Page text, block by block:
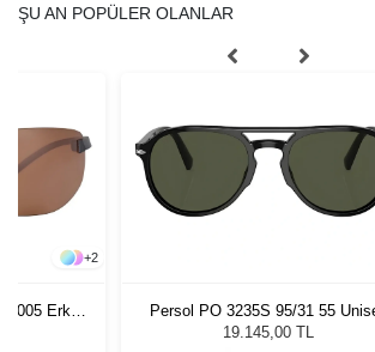
ŞU AN POPÜLER OLANLAR
+2
Erkek
Persol PO 3235S 95/31 55
Güneş Gözlüğü
19.145,00 TL